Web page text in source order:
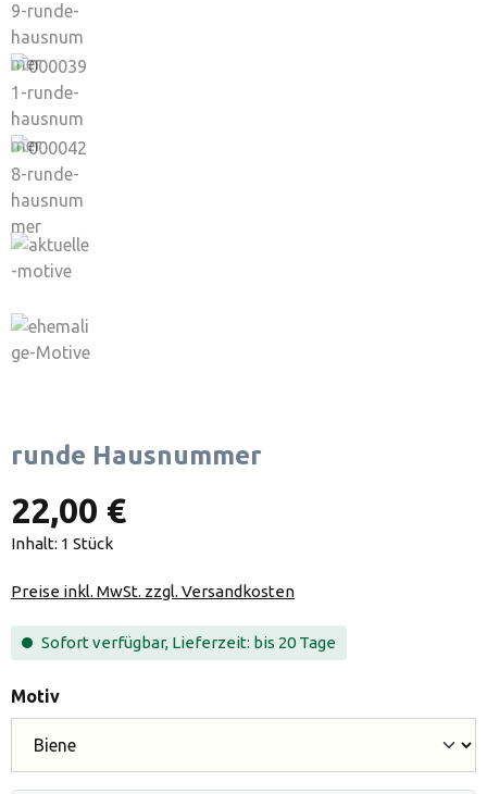
runde Hausnummer
22,00 €
Inhalt: 1 Stück
Preise inkl. MwSt. zzgl. Versandkosten
Sofort verfügbar, Lieferzeit: bis 20 Tage
Motivauswählen